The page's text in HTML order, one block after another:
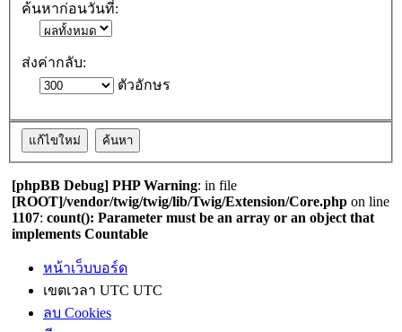
ค้นหาก่อนวันที่:
ส่งค่ากลับ:
ตัวอักษร
[phpBB Debug] PHP Warning: in file
[ROOT]/vendor/twig/twig/lib/Twig/Extension/Core.php on line
1107: count(): Parameter must be an array or an object that
implements Countable
หน้าเว็บบอร์ด
เขตเวลา UTC UTC
ลบ Cookies